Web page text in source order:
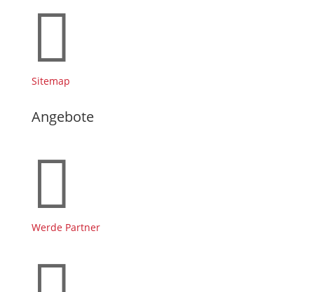

Sitemap
Angebote

Werde Partner